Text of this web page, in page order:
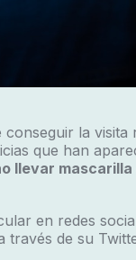
la visita
que han
llevar mascarilla
en redes
través de su